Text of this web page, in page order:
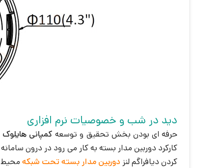
دید در شب و خصوصیات نرم افزاری
حرفه ای بودن بخش تحقیق و توسعه کمپانی هایلوک
کردن دیافراگم لنز دوربین مدار بسته تحت شبکه